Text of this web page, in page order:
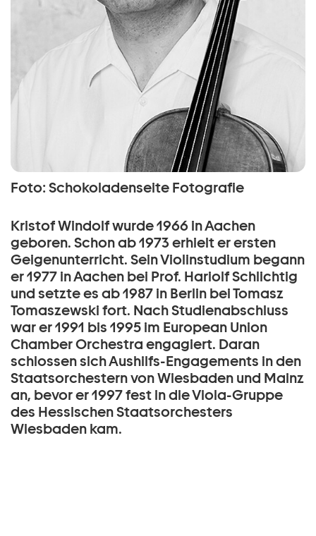
Foto: Schokoladenseite Fotografie
Kristof Windolf wurde 1966 in Aachen
geboren. Schon ab 1973 erhielt er ersten
Geigenunterricht. Sein Violinstudium begann
er 1977 in Aachen bei Prof. Hariolf Schlichtig
und setzte es ab 1987 in Berlin bei Tomasz
Tomaszewski fort. Nach Studienabschluss
war er 1991 bis 1995 im European Union
Chamber Orchestra engagiert. Daran
schlossen sich Aushilfs-Engagements in den
Staatsorchestern von Wiesbaden und Mainz
an, bevor er 1997 fest in die Viola-Gruppe
des Hessischen Staatsorchesters
Wiesbaden kam.